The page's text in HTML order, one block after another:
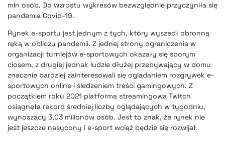
mln osób. Do wzrostu wykresów bezwzględnie przyczyniła się
pandemia Covid-19.
Rynek e-sportu jest jednym z tych, który wyszedł obronną
ręką w obliczu pandemii. Z jednej strony ograniczenia w
organizacji turniejów e-sportowych okazały się sporym
ciosem, z drugiej jednak ludzie dłużej przebywający w domu
znacznie bardziej zainteresowali się oglądaniem rozgrywek e-
sportowych online i śledzeniem treści gamingowych. Z
początkiem roku 2021 platforma streamingowa Twitch
osiągnęła rekord średniej liczby oglądających w tygodniu,
wynoszący 3,03 milionów osób. Jest to znak, że rynek nie
jest jeszcze nasycony i e-sport wciąż będzie się rozwijał.